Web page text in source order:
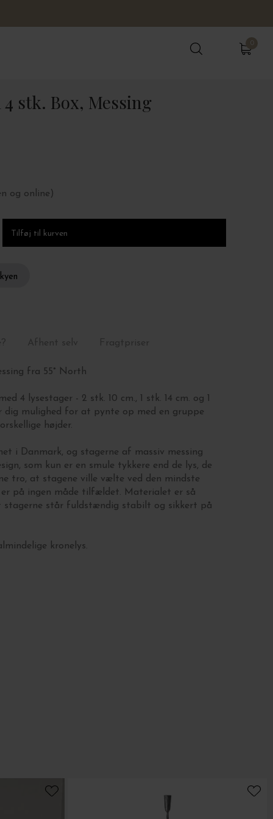
0
stk. Box, Messing
og online)
fra 55° North
4 lysestager - 2 stk. 10 cm., 1 stk. 14 cm. og 1
dig mulighed for at pynte op med en gruppe
højder.
i Danmark, og stagerne af massiv messing
som kun er en smule tykkere end de lys, de
tro, at stagene ville vælte ved den mindste
på ingen måde tilfældet. Materialet er så
stagerne står fuldstændig stabilt og sikkert på
kronelys.